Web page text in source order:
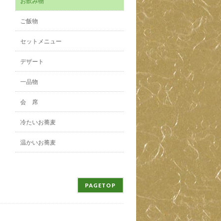
ご飯物
セットメニュー
デザート
一品物
会 席
冷たいお蕎麦
温かいお蕎麦
PAGETOP